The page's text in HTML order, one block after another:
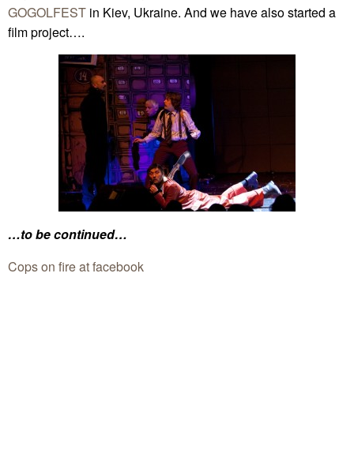
GOGOLFEST in Kiev, Ukraine. And we have also started a
film project….
…to be continued…
Cops on fire at facebook